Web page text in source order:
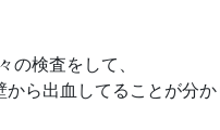
の検査をして、
ら出血してることが分か